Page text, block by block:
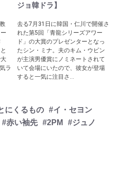
ラ
ジョ韓ドラ】
去る7月31日に韓国・仁川で開催さ
れた第5回「青龍シリーズアワー
ド」の大賞のプレゼンターとなっ
たシン・ミナ。夫のキム・ウビン
が主演男優賞にノミネートされて
いて会場にいたので、彼女が登場
すると一気に注目さ...
にくるもの #イ・セヨン
#赤い袖先 #2PM
#ジュノ